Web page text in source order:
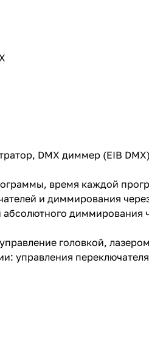
DMX диммер (EIB
время каждой
и диммирования
диммирования
головкой,
управления